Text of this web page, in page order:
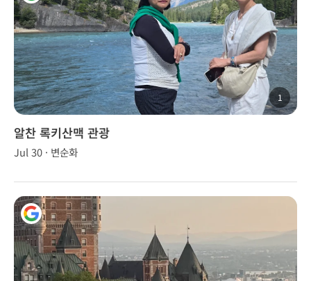
1
알찬 록키산맥 관광
Jul 30 · 변순화